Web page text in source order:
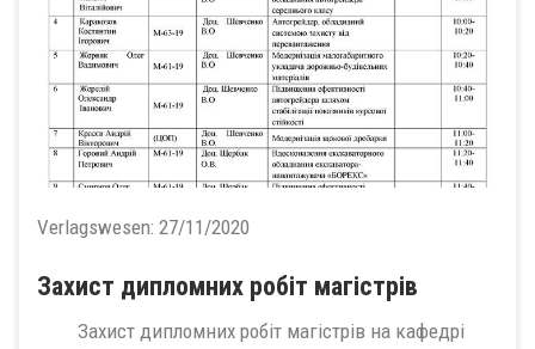
Verlagswesen: 27/11/2020
Захист дипломних робіт магістрів
Захист дипломних робіт магістрів на кафедрі